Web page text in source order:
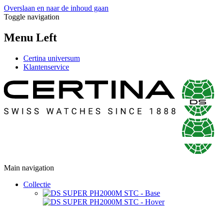
Overslaan en naar de inhoud gaan
Toggle navigation
Menu Left
Certina universum
Klantenservice
Main navigation
Collectie